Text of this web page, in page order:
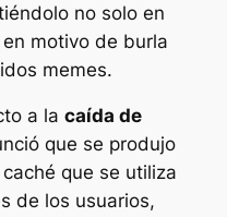
no solo en
motivo de burla
memes.
a la caída de
que se produjo
que se utiliza
de los usuarios,